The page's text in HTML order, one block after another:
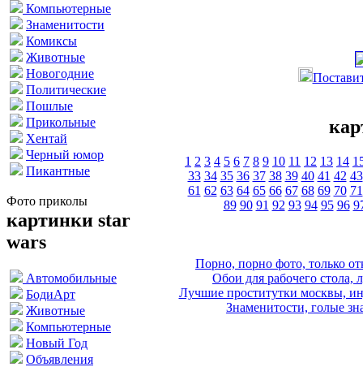
Компьютерные
Знаменитости
Комиксы
Животные
Новогодние
Политические
Пошлые
Прикольные
Хентай
Черный юмор
Пикантные
Фото приколы
картинки star
wars
Автомобильные
БодиАрт
Животные
Компьютерные
Новый Год
Объявления
1 2 3 4 5 6 7 8 9 10 11 12 13 14
33 34 35 36 37 38 39 40 41 42 43
61 62 63 64 65 66 67 68 69 70 71
89 90 91 92 93 94 95 96
Порно, порно фото, только
Обои для рабочего стола,
Лучшие проститутки москвы,
Знаменитости, голые